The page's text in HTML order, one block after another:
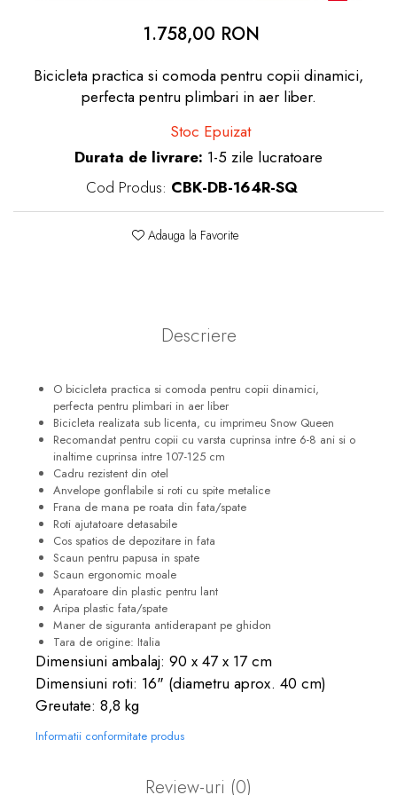
Igiena copii
1.758,00 RON
Bicicleta practica si comoda pentru copii dinamici,
perfecta pentru plimbari in aer liber.
Stoc Epuizat
Durata de livrare: 1-5 zile lucratoare
Cod Produs: CBK-DB-164R-SQ
Adauga la Favorite
Descriere
O bicicleta practica si comoda pentru copii dinamici,
perfecta pentru plimbari in aer liber
Bicicleta realizata sub licenta, cu imprimeu Snow Queen
Recomandat pentru copii cu varsta cuprinsa intre 6-8 ani si o
inaltime cuprinsa intre 107-125 cm
Cadru rezistent din otel
Anvelope gonflabile si roti cu spite metalice
Frana de mana pe roata din fata/spate
Roti ajutatoare detasabile
Cos spatios de depozitare in fata
Scaun pentru papusa in spate
Scaun ergonomic moale
Aparatoare din plastic pentru lant
Aripa plastic fata/spate
Maner de siguranta antiderapant pe ghidon
Tara de origine: Italia
Dimensiuni ambalaj: 90 x 47 x 17 cm
Dimensiuni roti: 16" (diametru aprox. 40 cm)
Greutate: 8,8 kg
Informatii conformitate produs
Review-uri (0)